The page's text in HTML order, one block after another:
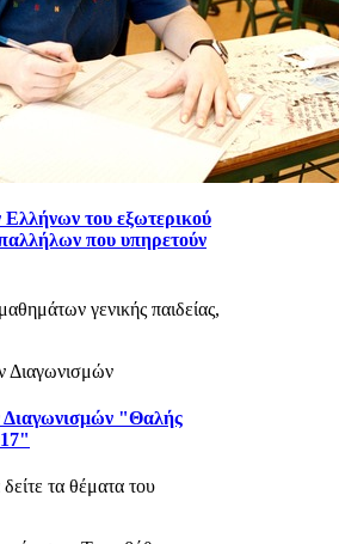
του εξωτερικού
που υπηρετούν
γενικής παιδείας,
"Θαλής
τα θέματα του